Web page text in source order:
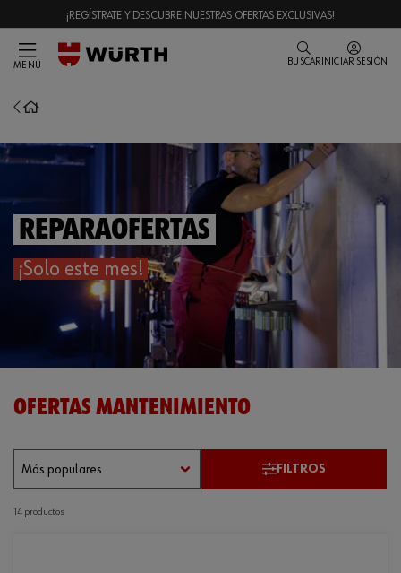
¡REGÍSTRATE Y DESCUBRE NUESTRAS OFERTAS EXCLUSIVAS!
MENÚ BUSCAR INICIAR SESIÓN
ReparaOfertas
¡Solo este mes!
OFERTAS MANTENIMIENTO
FILTROS
14 productos